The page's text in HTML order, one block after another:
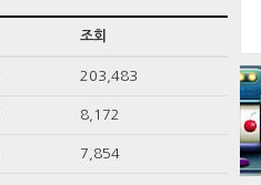
조회
203,483
8,172
7,854